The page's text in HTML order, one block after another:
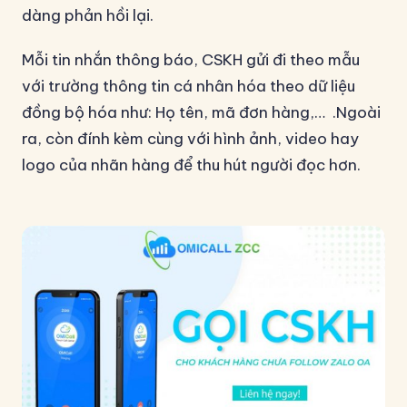
dàng phản hồi lại.
Mỗi tin nhắn thông báo, CSKH gửi đi theo mẫu
với trường thông tin cá nhân hóa theo dữ liệu
đồng bộ hóa như: Họ tên, mã đơn hàng,… .Ngoài
ra, còn đính kèm cùng với hình ảnh, video hay
logo của nhãn hàng để thu hút người đọc hơn.